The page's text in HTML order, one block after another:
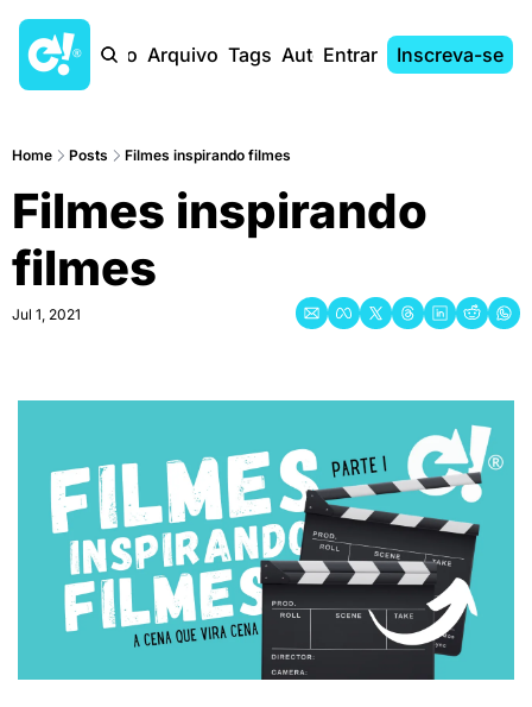
Início Arquivo Tags AutoresEntrar Inscreva-se
Home Posts Filmes inspirando filmes
Filmes inspirando
filmes
Jul 1, 2021